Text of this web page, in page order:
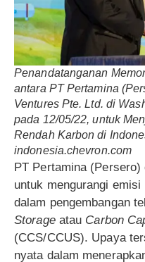
Penandatanganan
antara PT Pertamina
Ventures Pte. Ltd. di
pada 12/05/22, untuk
Rendah Karbon di
indonesia.chevron.com
PT Pertamina
untuk mengurangi
dalam pengembangan
Storageatau Carbon
(CCS/CCUS). Upaya
nyata dalam